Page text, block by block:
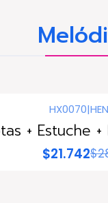
HX0070|
+ Estuche
$21.742